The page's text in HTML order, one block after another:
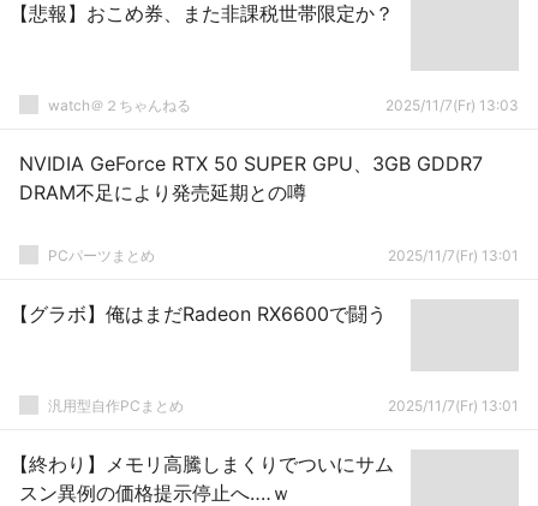
【悲報】おこめ券、また非課税世帯限定か？
watch＠２ちゃんねる 2025/11/7(Fr) 13:03
NVIDIA GeForce RTX 50 SUPER GPU、3GB GDDR7
DRAM不足により発売延期との噂
PCパーツまとめ 2025/11/7(Fr) 13:01
【グラボ】俺はまだRadeon RX6600で闘う
汎用型自作PCまとめ 2025/11/7(Fr) 13:01
【終わり】メモリ高騰しまくりでついにサム
スン異例の価格提示停止へ‥‥ｗ